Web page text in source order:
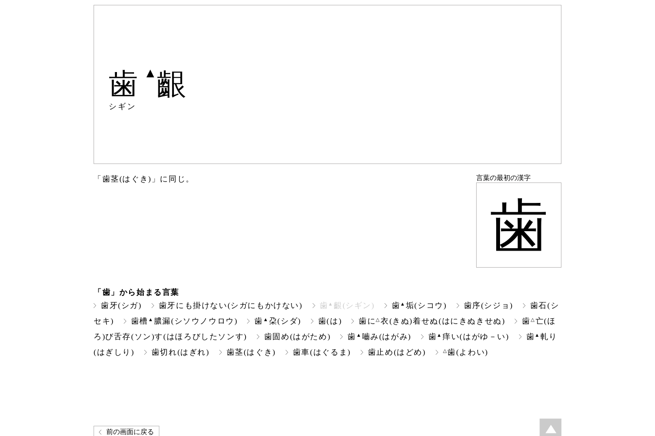
歯 ▲ 齦
シギン
「歯茎(はぐき)」に同じ。 言葉の最初の漢字
歯
「歯」から始まる言葉
歯牙(シガ)
歯牙にも掛けない(シガにもかけない) 歯 ▲ 齦(シギン) 歯 ▲ 垢(シコウ) 歯序(シジョ)
歯石(シ
セキ)
歯槽 ▲ 膿漏(シソウノウロウ) 歯 ▲ 朶(シダ) 歯(は) 歯に△ 衣(きぬ)着せぬ(はにきぬきせぬ) 歯△ 亡(ほ
ろ)び舌存(ソン)す(はほろびしたソンす)
歯固め(はがため) 歯 ▲ 嚙み(はがみ) 歯 ▲痒い(はがゆ－い) 歯 ▲ 軋り
(はぎしり)
歯切れ(はぎれ) 歯茎(はぐき) 歯車(はぐるま) 歯止め(はどめ) △歯(よわい)
前の画面に戻る